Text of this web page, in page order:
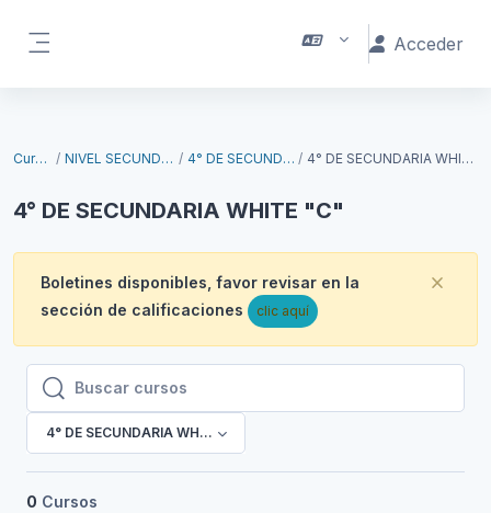
Acceder
Cursos NIVEL SECUNDARIO 4° DE SECUNDARIA 4° DE SECUNDARIA WHITE "C"
4° DE SECUNDARIA WHITE "C"
Boletines disponibles, favor revisar en la
sección de calificaciones
clic aquí
Buscar cursos
Buscar cursos
4° DE SECUNDARIA WHITE "C"
0 Cursos